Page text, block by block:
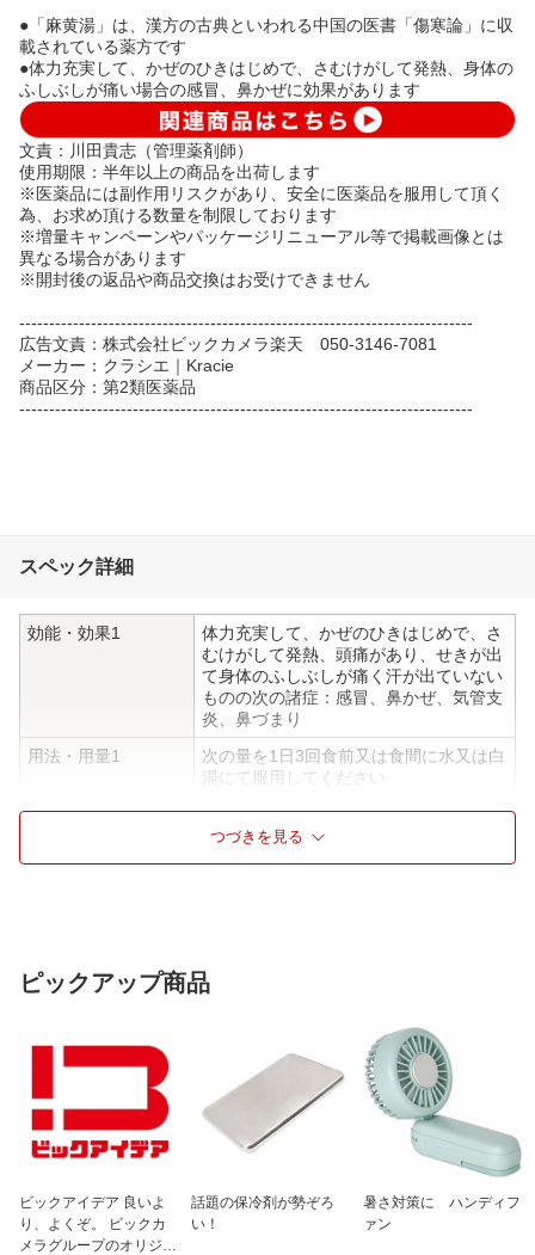
●「麻黄湯」は、漢方の古典といわれる中国の医書「傷寒論」に収
載されている薬方です
●体力充実して、かぜのひきはじめで、さむけがして発熱、身体の
ふしぶしが痛い場合の感冒、鼻かぜに効果があります
文責：川田貴志（管理薬剤師）
使用期限：半年以上の商品を出荷します
※医薬品には副作用リスクがあり、安全に医薬品を服用して頂く
為、お求め頂ける数量を制限しております
※増量キャンペーンやパッケージリニューアル等で掲載画像とは
異なる場合があります
※開封後の返品や商品交換はお受けできません
----------------------------------------------------------------------------
広告文責：株式会社ビックカメラ楽天 050-3146-7081
メーカー：クラシエ｜Kracie
商品区分：第2類医薬品
----------------------------------------------------------------------------
スペック詳細
効能・効果1
体力充実して、かぜのひきはじめで、さ
むけがして発熱、頭痛があり、せきが出
て身体のふしぶしが痛く汗が出ていない
ものの次の諸症：感冒、鼻かぜ、気管支
炎、鼻づまり
用法・用量1
次の量を1日3回食前又は食間に水又は白
湯にて服用してください
15才未満7才以上：2/3包：3回
7才未満4才以上：1/2包：3回
者の指導監督のもとに服用させてくださ
（2）1才未満の乳児には、医師の診療を
受けさせることを優先し、止むを得ない
場合にのみ服用させてください
成分1
成人1日の服用量3包（1包1.5g）中
麻黄湯エキス（3/4量） 1200mg
(マオウ・キョウニン 各3.75g、ケイ
ヒ 3.0g、カンゾウ 1.125gより抽出)
成分2
添加物：ヒドロキシプロピルセルロー
ス、乳糖、ポリオキシエチレンポリオキ
つづきを見る
ピックアップ商品
ビックアイデア 良いよ
り、よくぞ。 ビックカ
メラグループのオリジナ
話題の保冷剤が勢ぞろ
い！
暑さ対策に ハンディフ
ァン